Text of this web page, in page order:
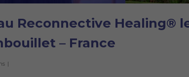
Reconnective Healing®
– France
|